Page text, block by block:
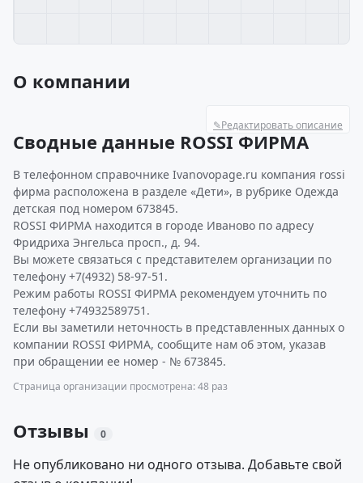
О компании
✎Редактировать описание
Сводные данные ROSSI ФИРМА
В телефонном справочнике Ivanovopage.ru компания rossi
фирма расположена в разделе «Дети», в рубрике Одежда
детская под номером 673845.
ROSSI ФИРМА находится в городе Иваново по адресу
Фридриха Энгельса просп., д. 94.
Вы можете связаться с представителем организации по
телефону +7(4932) 58-97-51.
Режим работы ROSSI ФИРМА рекомендуем уточнить по
телефону +74932589751.
Если вы заметили неточность в представленных данных о
компании ROSSI ФИРМА, сообщите нам об этом, указав
при обращении ее номер - № 673845.
Страница организации просмотрена: 48 раз
Отзывы 0
Не опубликовано ни одного отзыва. Добавьте свой